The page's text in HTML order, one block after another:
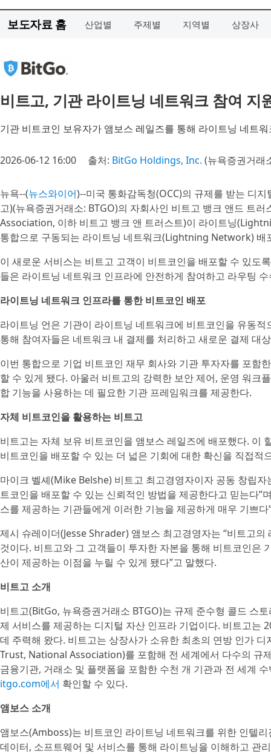
보도자료 홈 산업별 주제별 지역별 상장사
비트고, 기관 라이트닝 네트워크 참여 지
기관 비트코인 보유자가 앰보스 레일즈를 통해 라이트닝 네트
2026-06-12 16:00 출처: BitGo Holdings, Inc. (뉴욕증권거래
뉴욕--(뉴스와이어)--미국 통화감독청(OCC)의 규제를 받는 디
고)(뉴욕증권거래소: BTGO)의 자회사인 비트고 뱅크 앤드 트
Association, 이하 비트고 뱅크 앤 트러스트)이 라이트닝
통합으로 구동되는 라이트닝 네트워크(Lightning Network) 배
이 새로운 서비스는 비트고 고객이 비트코인을 배포할 수 있도
들은 라이트닝 네트워크 인프라에 안전하게 참여하고 라우팅
라이트닝 네트워크 인프라를 통한 비트코인 배포
라이트닝 언은 기관이 라이트닝 네트워크에 비트코인을 유동
통해 참여자들은 네트워크 내 결제를 처리하고 새로운 결제 대
이번 통합으로 기업 비트코인 재무 회사와 기관 투자자를 포함
할 수 있게 됐다. 아울러 비트고의 강력한 보안 제어, 운영 워크
합 기능을 사용하는 데 필요한 기관 프레임워크를 제공한다.
자체 비트코인을 활용하는 비트고
비트고는 자체 보유 비트코인을 앰보스 레일즈에 배포했다. 이
비트코인을 배포할 수 있는 더 넓은 기회에 대한 확신을 직접적
마이크 벨셰(Mike Belshe) 비트고 최고경영자이자 공동 창립
트코인을 배포할 수 있는 신뢰적인 방법을 제공한다고 믿는다
스를 제공하는 기관들에게 이러한 기능을 제공하게 매우 기쁘다
제시 슈레이더(Jesse Shrader) 앰보스 최고경영자는 “비트고
것이다. 비트고와 그 고객들이 투자한 자본을 통해 비트코인은
산이 제공하는 이점을 누릴 수 있게 됐다”고 말했다.
비트고 소개
비트고(BitGo, 뉴욕증권거래소 BTGO)는 규제 준수형 콜드 스
제 서비스를 제공하는 디지털 자산 인프라 기업이다. 비트고는
데 주력해 왔다. 비트고는 상장사가 소유한 최초의 연방 인가
Trust, National Association)를 포함해 전 세계에서 다수의 규
금융기관, 거래소 및 플랫폼을 포함한 수천 개 기관과 전 세계
itgo.com에서 확인할 수 있다.
앰보스 소개
앰보스(Amboss)는 비트코인 라이트닝 네트워크를 위한 인텔
데이터, 소프트웨어 및 서비스를 통해 라이트닝을 이해하고 관